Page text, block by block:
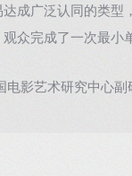
广泛认同的类型
众完成了一次最小
影艺术研究中心副